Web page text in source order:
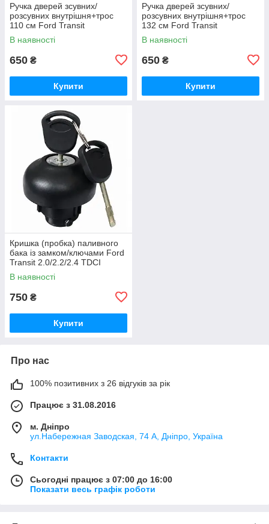
Ручка дверей зсувних/
розсувних внутрішня+трос
110 см Ford Transit
2.0/2.2/2.4 TDCI дизель Форд
Транзіт 2000-2013,
В наявності
650 ₴
Купити
Ручка дверей зсувних/
розсувних внутрішня+трос
132 см Ford Transit
2.0/2.2/2.4 TDCI дизель Форд
Транзіт 2000-2013,
В наявності
650 ₴
Купити
Кришка (пробка) паливного
бака із замком/ключами Ford
Transit 2.0/2.2/2.4 TDCI
дизель Форд Транзіт 2000-
2013, 1715043
В наявності
750 ₴
Купити
Про нас
100% позитивних з 26 відгуків за рік
Працює з 31.08.2016
м. Дніпро
ул.Набережная Заводская, 74 А, Дніпро, Україна
Контакти
Сьогодні працює з 07:00 до 16:00
Показати весь графік роботи